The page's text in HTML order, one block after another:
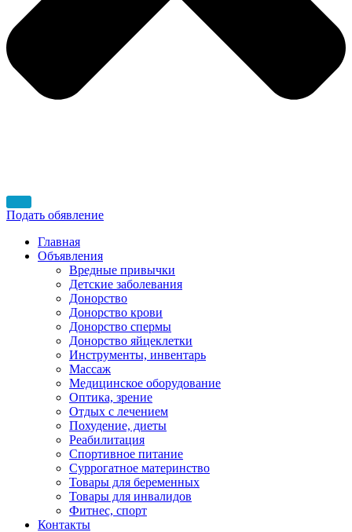
Подать обявление
Главная
Объявления
Вредные привычки
Детские заболевания
Донорство
Донорство крови
Донорство спермы
Донорство яйцеклетки
Инструменты, инвентарь
Массаж
Медицинское оборудование
Оптика, зрение
Отдых с лечением
Похудение, диеты
Реабилитация
Спортивное питание
Суррогатное материнство
Товары для беременных
Товары для инвалидов
Фитнес, спорт
Контакты